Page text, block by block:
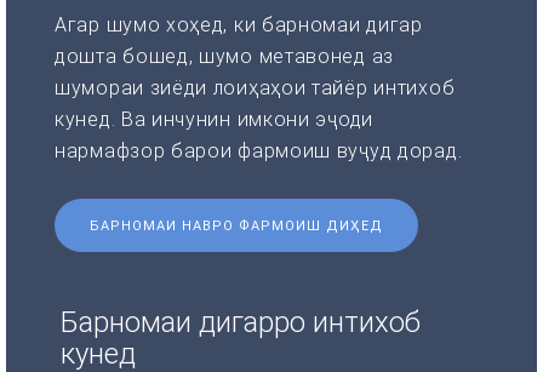
Агар шумо хоҳед, ки барномаи дигар
дошта бошед, шумо метавонед аз
шумораи зиёди лоиҳаҳои тайёр интихоб
кунед. Ва инчунин имкони эҷоди
нармафзор барои фармоиш вуҷуд дорад.
БАРНОМАИ НАВРО ФАРМОИШ ДИҲЕД
Барномаи дигарро интихоб
кунед